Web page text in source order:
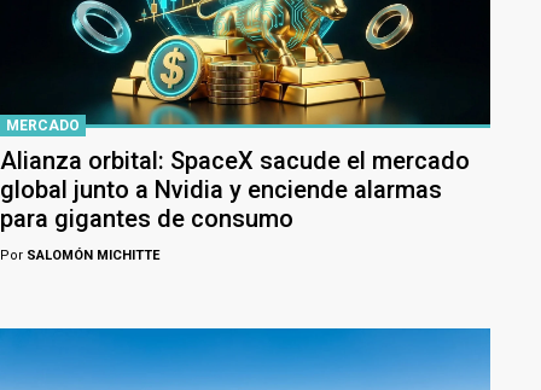
MERCADO
Alianza orbital: SpaceX sacude el mercado
global junto a Nvidia y enciende alarmas
para gigantes de consumo
Por SALOMÓN MICHITTE